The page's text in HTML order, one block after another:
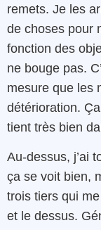
remets. Je les
de choses pour
fonction des
ne bouge pas.
mesure que les
détérioration.
tient très bien
Au-dessus, j’ai
ça se voit bien,
trois tiers qui
et le dessus.